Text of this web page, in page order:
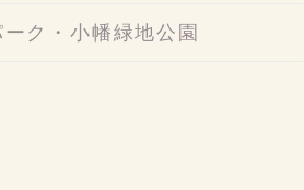
ク・小幡緑地公園